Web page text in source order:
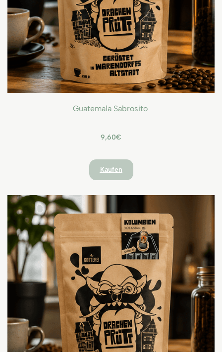
Guatemala Sabrosito
9,60€
Kaufen